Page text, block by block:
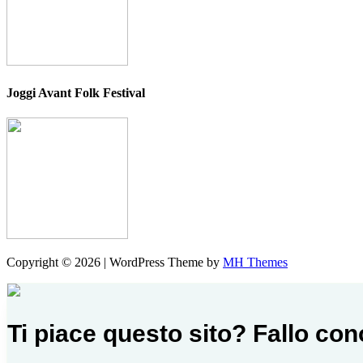
Joggi Avant Folk Festival
Copyright © 2026 | WordPress Theme by MH Themes
Ti piace questo sito? Fallo